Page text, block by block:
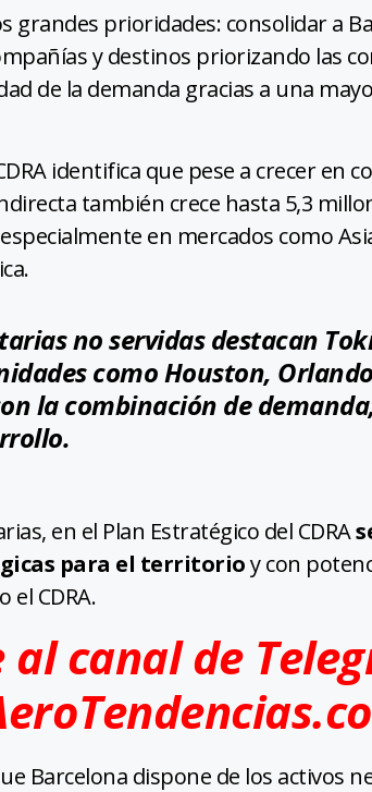
grandes prioridades: consolidar a
y destinos priorizando las
de la demanda gracias a una
identifica que pese a crecer en
también crece hasta 5,3
en mercados como
no servidas destacan
como Houston,
la combinación de
en el Plan Estratégico del CDRA
para el territorioy con
el CDRA.
al canal de
Barcelona dispone de los activos